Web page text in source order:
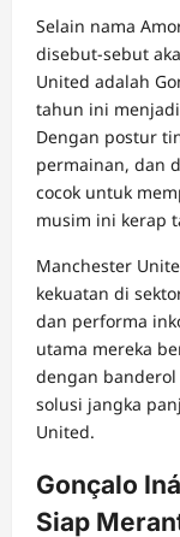
Selain nama
disebut-sebut
United adalah
tahun ini
Dengan postur
permainan, dan
cocok untuk
musim ini kerap
Manchester
kekuatan di
dan performa
utama mereka
dengan
solusi jangka
United.
Gonçalo
Siap